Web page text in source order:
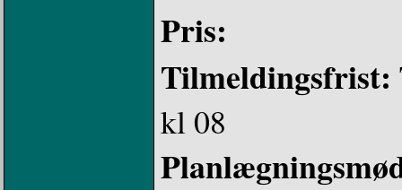
Pris:
Tilmeldingsfrist:
kl 08